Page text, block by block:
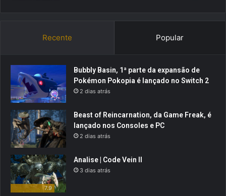
Recente Popular
Bubbly Basin, 1ª parte da expansão de
Pokémon Pokopia é lançado no Switch 2
2 dias atrás
Beast of Reincarnation, da Game Freak, é
lançado nos Consoles e PC
2 dias atrás
7.9
Analise | Code Vein II
3 dias atrás